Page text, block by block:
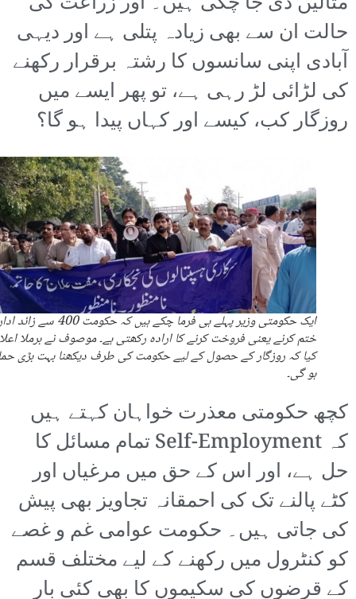
حالت ان سے بھی زیادہ پتلی ہے اور دیہی
آبادی اپنی سانسوں کا رشتہ برقرار رکھنے
کی لڑائی لڑ رہی ہے، تو پھر ایسے میں
روزگار کب، کیسے اور کہاں پیدا ہو گا؟
ایک حکومتی وزیر پہلے ہی فرما چکے ہیں کہ حکومت
ختم کرنے یعنی فروخت کرنے کا ارادہ رکھتی ہے۔ موصوف نے برملا
کیا کہ روزگار کے حصول کے لیے حکومت کی طرف دیکھنا بہت بڑی
ہو گی۔
کچھ حکومتی معذرت خواہان کہتے ہیں
کہ Self-Employment تمام مسائل کا
حل ہے، اور اس کے حق میں مرغیاں اور
کٹے پالنے تک کی احمقانہ تجاویز بھی پیش
کی جاتی ہیں۔ حکومت عوامی غم و غصے
کو کنٹرول میں رکھنے کے لیے مختلف قسم
کے قرضوں کی سکیموں کا بھی کئی بار